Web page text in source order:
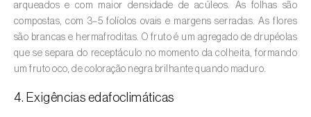
Aveia ( Avena sativa )
Aveleira (Corylus avellana L.)
Azinheira (
Quercus ilex e Quercus
rotundifolia )
arqueados e com maior densidade de acúleos. As folhas são
compostas, com 3–5 folíolos ovais e margens serradas. As flores
são brancas e hermafroditas. O fruto é um agregado de drupéolas
que se separa do receptáculo no momento da colheita, formando
um fruto oco, de coloração negra brilhante quando maduro.
4. Exigências edafoclimáticas